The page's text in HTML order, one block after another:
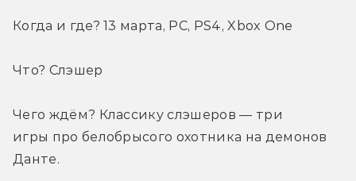
Когда и где? 13 марта, PC, PS4, Xbox One
Что? Слэшер
Чего ждём? Классику слэшеров — три
игры про белобрысого охотника на демонов
Данте.